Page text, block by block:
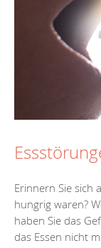
Erinnern Sie sich
hungrig waren?
haben Sie das
das Essen nicht